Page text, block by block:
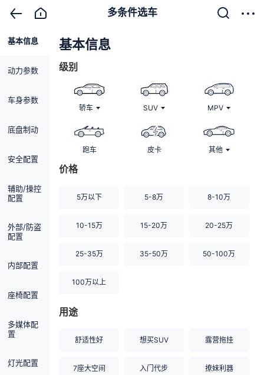
多条件选车
基本信息
动力参数
车身参数
底盘制动
安全配置
辅助/操控
配置
外部/防盗
配置
内部配置
座椅配置
多媒体配
置
灯光配置
基本信息
级别
轿车 SUV MPV
跑车 皮卡 其他
价格
5万以下 5-8万 8-10万
10-15万 15-20万 20-25万
25-35万 35-50万 50-100万
100万以上
用途
舒适性好 想买SUV 露营拖挂
7座大空间 入门代步 撩妹利器